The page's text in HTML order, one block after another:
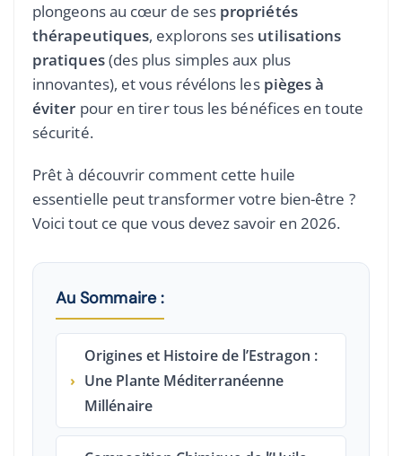
plongeons au cœur de ses propriétés
thérapeutiques, explorons ses utilisations
pratiques(des plus simples aux plus
innovantes), et vous révélons les pièges à
éviter pour en tirer tous les bénéfices en toute
sécurité.
Prêt à découvrir comment cette huile
essentielle peut transformer votre bien-être ?
Voici tout ce que vous devez savoir en 2026.
Au Sommaire :
›
Origines et Histoire de l’Estragon :
Une Plante Méditerranéenne
Millénaire